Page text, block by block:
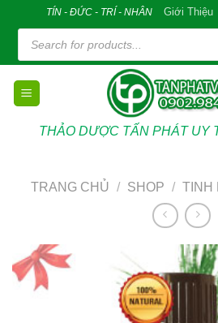
content
TÍN - ĐỨC - TRÍ - NHÂN Giới Thiệu
Tìm
kiếm
sản
phẩm
THẢO DƯỢC TẤN PHÁT UY
TRANG CHỦ / SHOP / TINH